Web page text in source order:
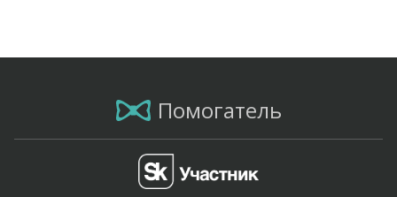
Помогатель